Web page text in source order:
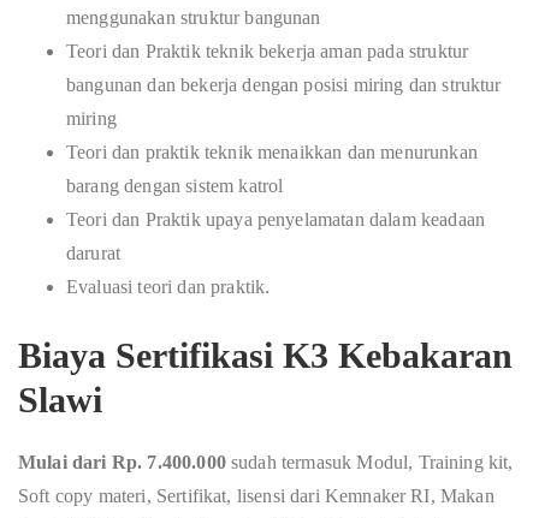
menggunakan struktur bangunan
Teori dan Praktik teknik bekerja aman pada struktur
bangunan dan bekerja dengan posisi miring dan struktur
miring
Teori dan praktik teknik menaikkan dan menurunkan
barang dengan sistem katrol
Teori dan Praktik upaya penyelamatan dalam keadaan
darurat
Evaluasi teori dan praktik.
Biaya Sertifikasi K3 Kebakaran
Slawi
Mulai dari Rp. 7.400.000 sudah termasuk Modul, Training kit,
Soft copy materi, Sertifikat, lisensi dari Kemnaker RI, Makan